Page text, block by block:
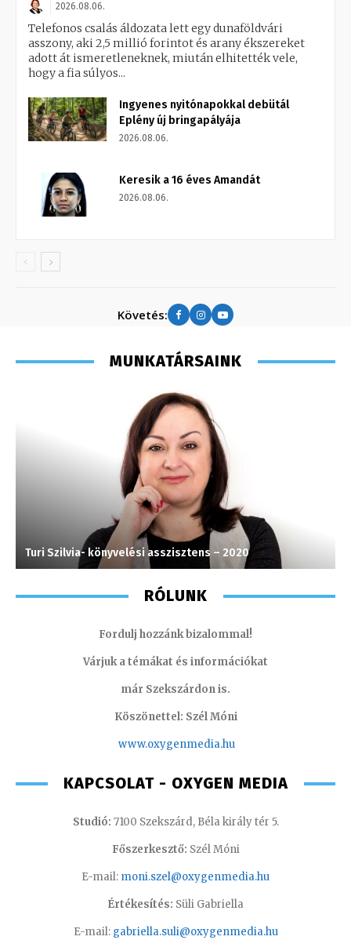
2026.08.06.
Telefonos csalás áldozata lett egy dunaföldvári
asszony, aki 2,5 millió forintot és arany ékszereket
adott át ismeretleneknek, miután elhitették vele,
hogy a fia súlyos...
Ingyenes nyitónapokkal debütál
Eplény új bringapályája
2026.08.06.
Keresik a 16 éves Amandát
2026.08.06.
Követés:
MUNKATÁRSAINK
Turi Szilvia- könyvelési asszisztens – 2020
RÓLUNK
Fordulj hozzánk bizalommal!
Várjuk a témákat és információkat
már Szekszárdon is.
Köszönettel: Szél Móni
www.oxygenmedia.hu
KAPCSOLAT - OXYGEN MEDIA
Studió: 7100 Szekszárd, Béla király tér 5.
Főszerkesztő: Szél Móni
E-mail: moni.szel@oxygenmedia.hu
Értékesítés: Süli Gabriella
E-mail: gabriella.suli@oxygenmedia.hu